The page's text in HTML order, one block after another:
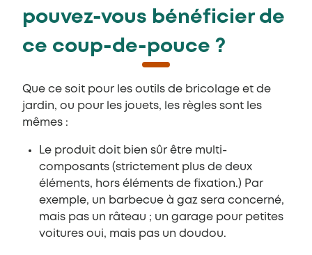
pouvez-vous bénéficier de
ce coup-de-pouce ?
Que ce soit pour les outils de bricolage et de
jardin, ou pour les jouets, les règles sont les
mêmes :
Le produit doit bien sûr être multi-
composants (strictement plus de deux
éléments, hors éléments de fixation.) Par
exemple, un barbecue à gaz sera concerné,
mais pas un râteau ; un garage pour petites
voitures oui, mais pas un doudou.